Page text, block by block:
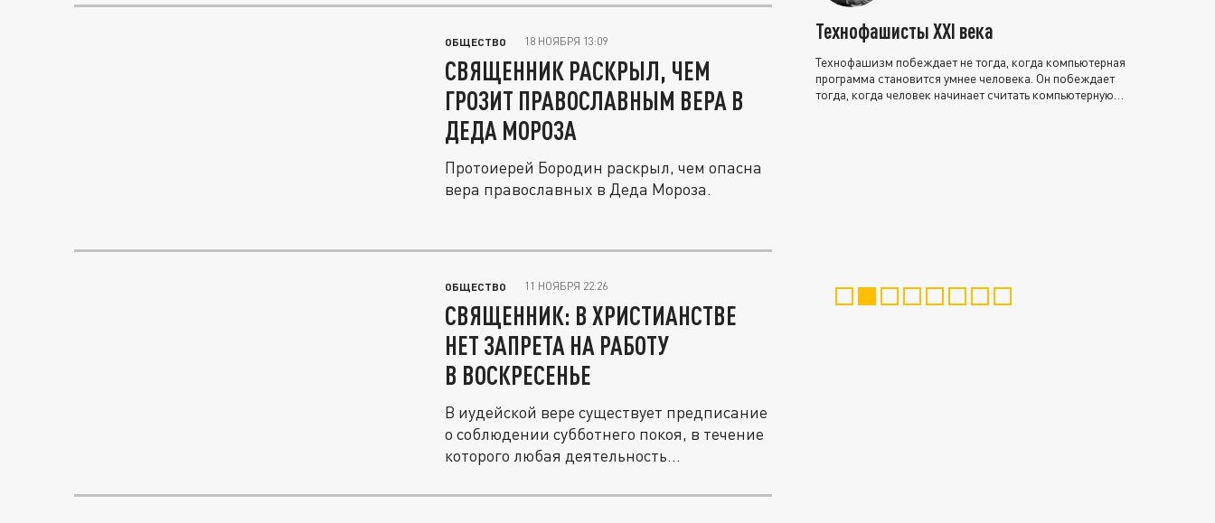
ОБЩЕСТВО 18 НОЯБРЯ 13:09
СВЯЩЕННИК РАСКРЫЛ, ЧЕМ
ГРОЗИТ ПРАВОСЛАВНЫМ ВЕРА В
ДЕДА МОРОЗА
Протоиерей Бородин раскрыл, чем опасна
вера православных в Деда Мороза.
ОБЩЕСТВО 11 НОЯБРЯ 22:26
СВЯЩЕННИК: В ХРИСТИАНСТВЕ
НЕТ ЗАПРЕТА НА РАБОТУ
В ВОСКРЕСЕНЬЕ
В иудейской вере существует предписание
о соблюдении субботнего покоя, в течение
которого любая деятельность...
Технофашисты XXI века
Технофашизм побеждает не тогда, когда компьютерная
программа становится умнее человека. Он побеждает
тогда, когда человек начинает считать компьютерную